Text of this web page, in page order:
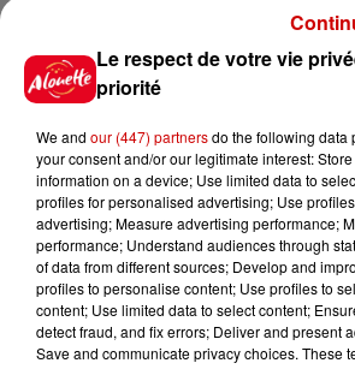
Podcasts
Le respect de votre vie
priorité
We and our (447) partnersdo the following data
your consent and/or our legitimate interest:
information on a device; Use limited data to
profiles for personalised advertising; Use
advertising; Measure advertising performance;
performance; Understand audiences through
of data from different sources; Develop and
profiles to personalise content; Use profiles to
content; Use limited data to select content;
detect fraud, and fix errors; Deliver and present
Save and communicate privacy choices. These